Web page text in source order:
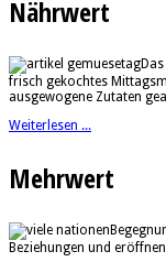
Nährwert
frisch gekochtes
ausgewogene Zutaten
Weiterlesen ...
Mehrwert
Beziehungen und